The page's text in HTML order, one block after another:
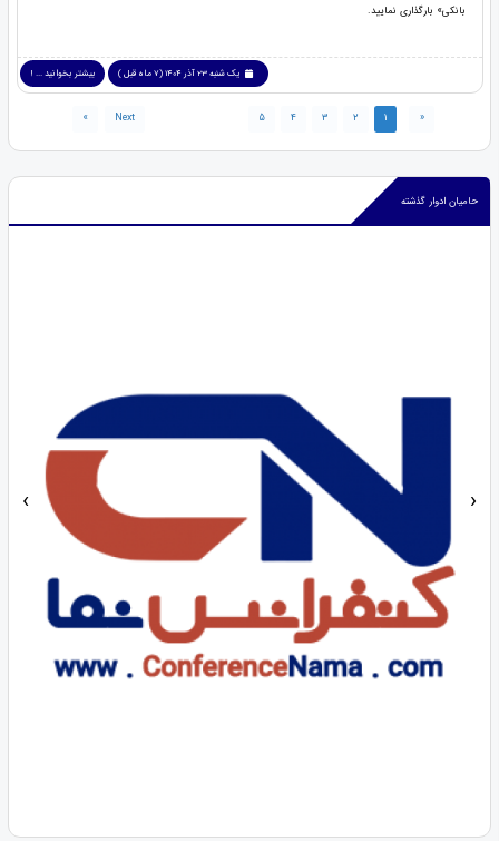
بانکی» بارگذاری نمایید.
یک شنبه 23 آذر 1404 (7 ماه قبل ) بیشتر بخوانید ... !
«
1
2
3
4
5
Next
»
حامیان ادوار گذشته
‹ ›